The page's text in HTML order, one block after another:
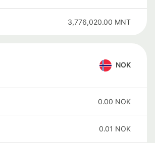
3,776,020.00 MNT
NOK
0.00 NOK
0.01 NOK